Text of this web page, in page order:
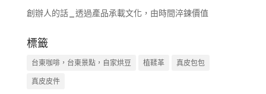
創辦人的話_透過產品承載文化，由時間淬鍊價值
標籤
台東咖啡，台東景點，自家烘豆 植鞣革
真皮包包
真皮皮件